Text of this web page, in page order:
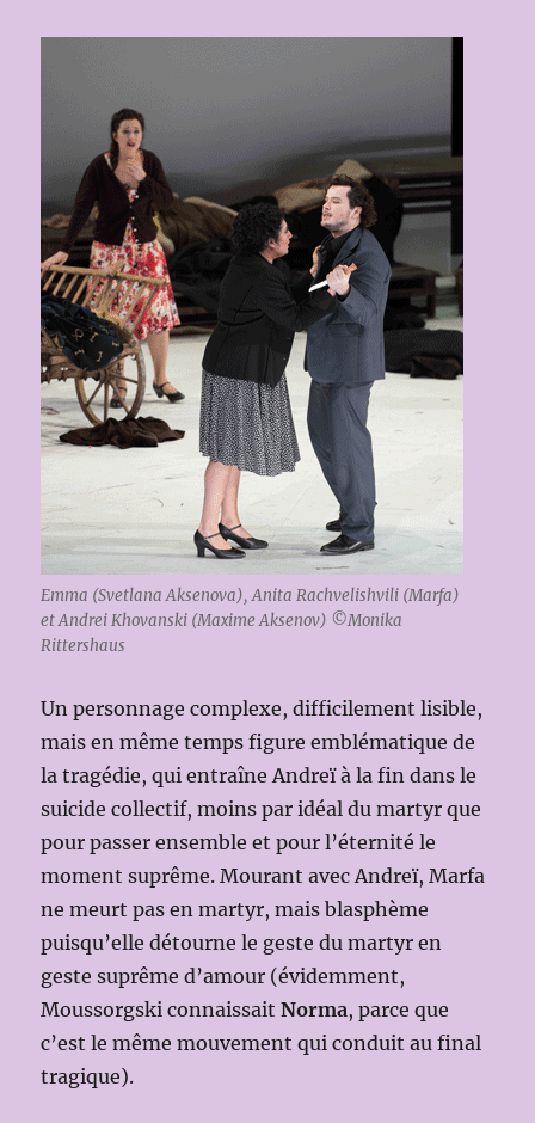
Emma (Svetlana Aksenova), Anita Rachvelishvili (Marfa)
et Andrei Khovanski (Maxime Aksenov) ©Monika
Rittershaus
Un personnage complexe, difficilement lisible,
mais en même temps figure emblématique de
la tragédie, qui entraîne Andreï à la fin dans le
suicide collectif, moins par idéal du martyr que
pour passer ensemble et pour l’éternité le
moment suprême. Mourant avec Andreï, Marfa
ne meurt pas en martyr, mais blasphème
puisqu’elle détourne le geste du martyr en
geste suprême d’amour (évidemment,
Moussorgski connaissaitNorma, parce que
c’est le même mouvement qui conduit au final
tragique).